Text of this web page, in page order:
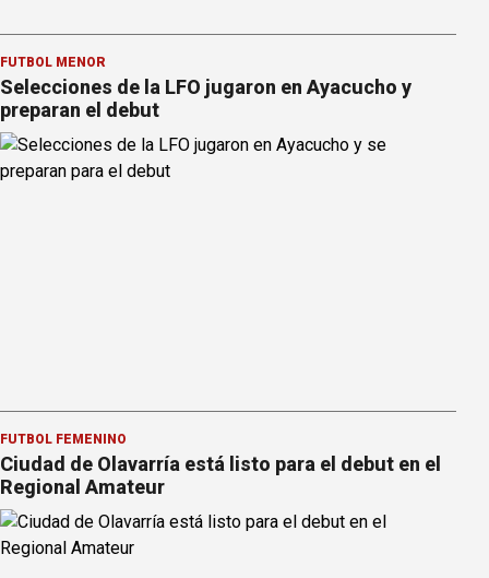
FÚTBOL MENOR
Selecciones de la LFO jugaron en Ayacucho y
preparan el debut
FÚTBOL FEMENINO
Ciudad de Olavarría está listo para el debut en el
Regional Amateur